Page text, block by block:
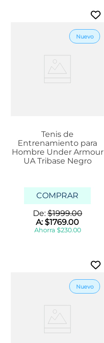
Tenis de
Entrenamiento para
Hombre Under Armour
UA Tribase Negro
COMPRAR
De:$1999.00
A:$1769.00
Ahorra $230.00